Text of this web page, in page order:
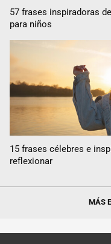
57 frases inspiradoras
para niños
15 frases célebres e
reflexionar
MÁS